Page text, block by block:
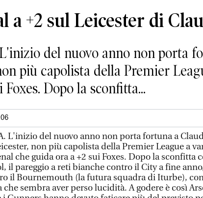
a +2 sul Leicester di
del nuovo anno non porta
più capolista della Premier
Foxes. Dopo la sconfitta...
L'inizio del nuovo anno non porta fortuna a
non più capolista della Premier League a
che guida ora a +2 sui Foxes. Dopo la sconfitta
il pareggio a reti bianche contro il City a fine
il Bournemouth (la futura squadra di Iturbe),
che sembra aver perso lucidità. A godere è così